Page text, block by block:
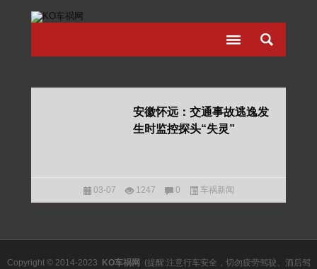
安徽怀远：交通事故逃逸发
生时监控探头“失灵”
03-07 1247 0 车祸新闻
Copyright © 2014-2023 KO车祸网
(提醒:注意行车安全，切勿疲劳驾驶、酒后驾